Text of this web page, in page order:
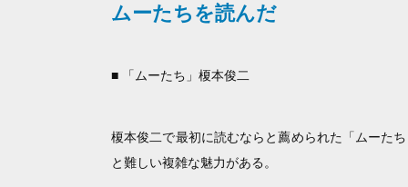
ムーたちを読んだ
■ 「ムーたち」榎本俊二
榎本俊二で最初に読むならと薦められた「ムーた
と難しい複雑な魅力がある。